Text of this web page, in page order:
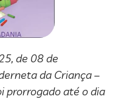
de 08 de
da Criança –
prorrogado até o dia